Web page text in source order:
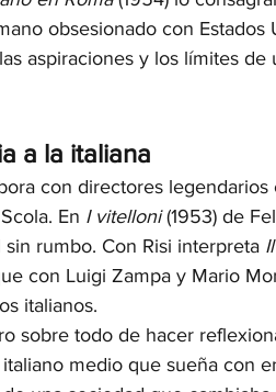
obsesionado con Estados
aspiraciones y los límites de
a la italiana
con directores
En I vitelloni (1953) de
rumbo. Con Risi interpreta
con Luigi Zampa y Mario
italianos.
sobre todo de hacer
medio que sueña con